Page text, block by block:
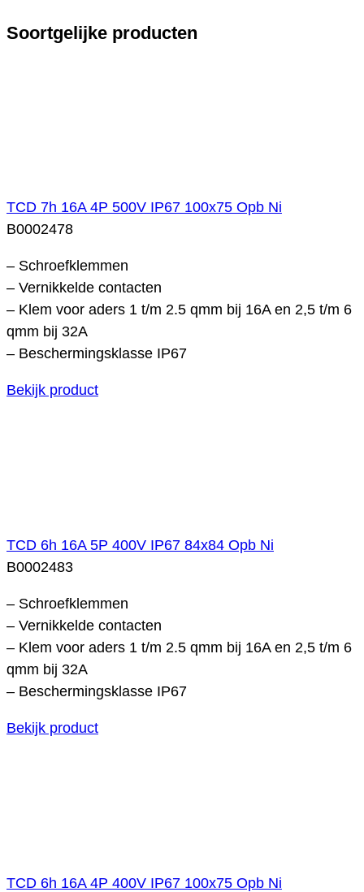
Soortgelijke producten
TCD 7h 16A 4P 500V IP67 100x75 Opb Ni
B0002478
– Schroefklemmen
– Vernikkelde contacten
– Klem voor aders 1 t/m 2.5 qmm bij 16A en 2,5 t/m 6
qmm bij 32A
– Beschermingsklasse IP67
Bekijk product
TCD 6h 16A 5P 400V IP67 84x84 Opb Ni
B0002483
– Schroefklemmen
– Vernikkelde contacten
– Klem voor aders 1 t/m 2.5 qmm bij 16A en 2,5 t/m 6
qmm bij 32A
– Beschermingsklasse IP67
Bekijk product
TCD 6h 16A 4P 400V IP67 100x75 Opb Ni